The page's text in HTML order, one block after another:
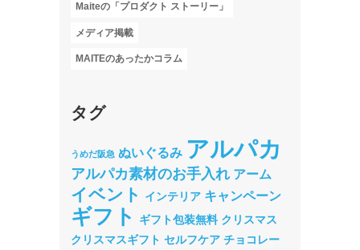
Maiteの「プロダクト ストーリー」
メディア掲載
MAITEのあったかコラム
タグ
うめだ阪急 ぬいぐるみ アルパカ
アルパカ素材のお手入れ アーム
イベント インテリア キャンペーン
ギフト ギフト包装無料 クリスマス
クリスマスギフト セルフケア チョコレー